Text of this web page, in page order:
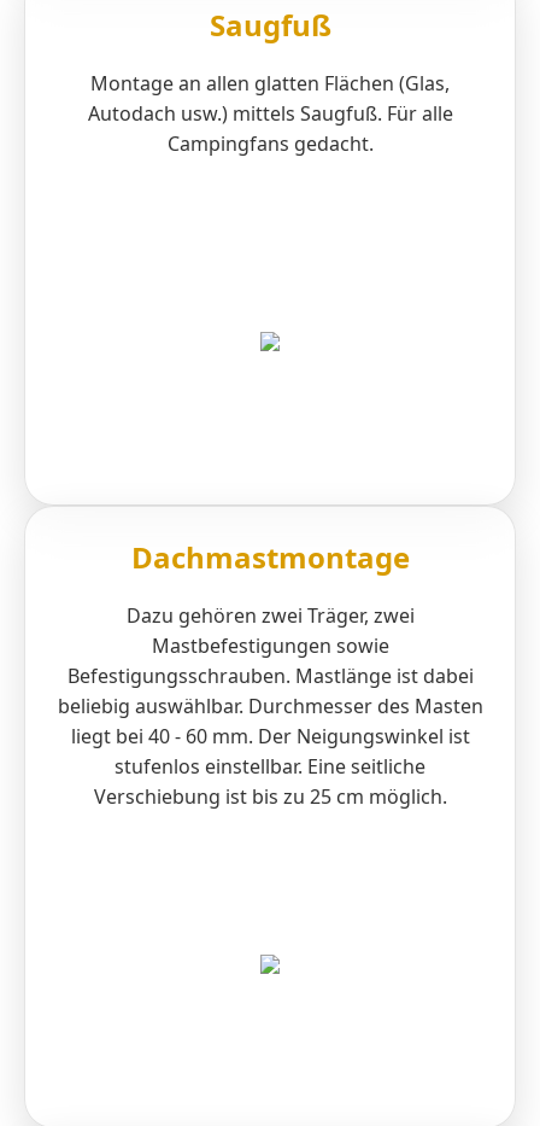
Saugfuß
Montage an allen glatten Flächen (Glas,
Autodach usw.) mittels Saugfuß. Für alle
Campingfans gedacht.
Dachmastmontage
Dazu gehören zwei Träger, zwei
Mastbefestigungen sowie
Befestigungsschrauben. Mastlänge ist dabei
beliebig auswählbar. Durchmesser des Masten
liegt bei 40 - 60 mm. Der Neigungswinkel ist
stufenlos einstellbar. Eine seitliche
Verschiebung ist bis zu 25 cm möglich.